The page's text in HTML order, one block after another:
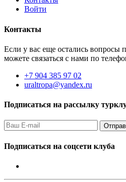
Войти
Контакты
Если у вас еще остались
можете связаться с нами по
+7 904 385 97 02
uraltropa@yandex.ru
Подписаться на рассылку
Подписаться на соцсети клуба